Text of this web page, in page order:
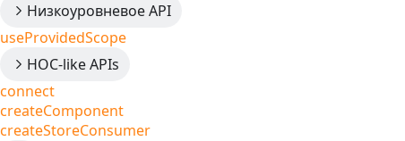
Низкоуровневое API
useProvidedScope
HOC-like APIs
connect
createComponent
createStoreConsumer